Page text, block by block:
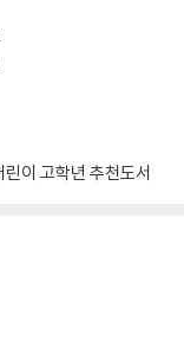
린이 고학년 추천도서